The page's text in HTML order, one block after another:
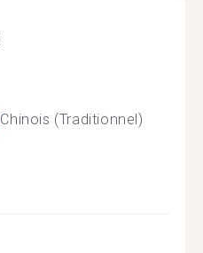
Chinois (Traditionnel)